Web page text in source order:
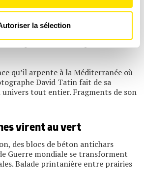
de personnaliser le contenu
des fonctionnalités relatives aux
notre trafic. Nous
de médias sociaux, de
que vous leur avez fournies
lors de votre utilisation de leurs
la sélection
du spécialiste Bernard Genton
avec les photos de
qu’il arpente à la Méditerranée où
David Tatin fait de sa
tout entier. Fragments de son
virent au vert
des blocs de béton antichars
Guerre mondiale se transforment
Balade printanière entre prairies